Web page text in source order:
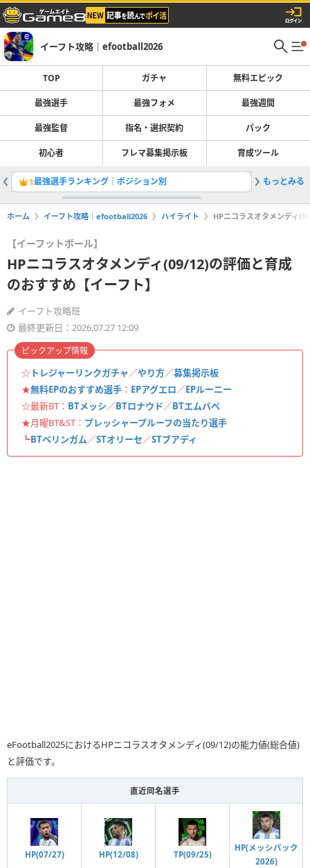
イーフト攻略｜efootball2026
TOP ガチャ 無料エピック
最強選手 最強フォメ 最強週間
最強監督 指名・選択契約 パック
初心者 フレマ募集掲示板 育成ツール
1最強選手ランキング｜ポジション別 2ガチャ
もっとみる
ホーム イーフト攻略｜efootball2026 ハイライト HPニコラスオタメンディ
【イーフットボール】
HPニコラスオタメンディ(09/12)の評価と育成
のおすすめ【イーフト】
イーフト攻略班
最終更新日：2026.07.27 12:09
☆ トレジャーリンクガチャ／やり方／募集掲示板
★無料EPのおすすめ選手 ： EPアグエロ／EPルーニー
☆最新BT： BTメッシ／BTロナウド／BTエムバペ
★月曜BT&ST： プレッシャープルーフの当たり選手
┗BTベリンガム／STオリーセ／STブアディ
ピックアップ情報
eFootball2025におけるHPニコラスオタメンディ(09/12)の能力値(総合値)
と評価です。
直近同名選手
HP(07/27) HP(12/08) TP(09/25)
HP(メッシパック
2026)